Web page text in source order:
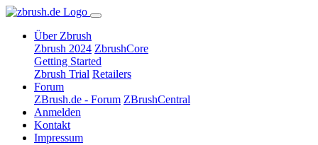
Über Zbrush
Zbrush 2024 ZbrushCore
Getting Started
Zbrush Trial Retailers
Forum
ZBrush.de - Forum ZBrushCentral
Anmelden
Kontakt
Impressum